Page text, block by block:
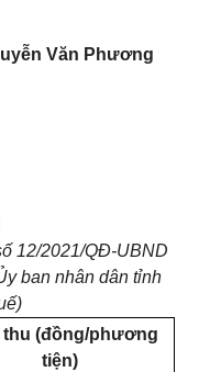
Văn Phương
12/2021/QĐ-UBND
ban nhân dân tỉnh
thu (đồng/phương
tiện)